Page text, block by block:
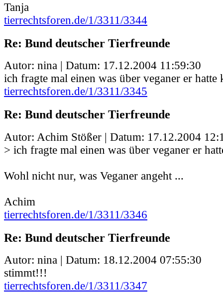
Tanja
tierrechtsforen.de/1/3311/3344
Re: Bund deutscher Tierfreunde
Autor: nina | Datum: 17.12.2004 11:59:30
ich fragte mal einen was über veganer er hatte
tierrechtsforen.de/1/3311/3345
Re: Bund deutscher Tierfreunde
Autor: Achim Stößer | Datum: 17.12.2004
> ich fragte mal einen was über veganer er
Wohl nicht nur, was Veganer angeht ...
Achim
tierrechtsforen.de/1/3311/3346
Re: Bund deutscher Tierfreunde
Autor: nina | Datum: 18.12.2004 07:55:30
stimmt!!!
tierrechtsforen.de/1/3311/3347